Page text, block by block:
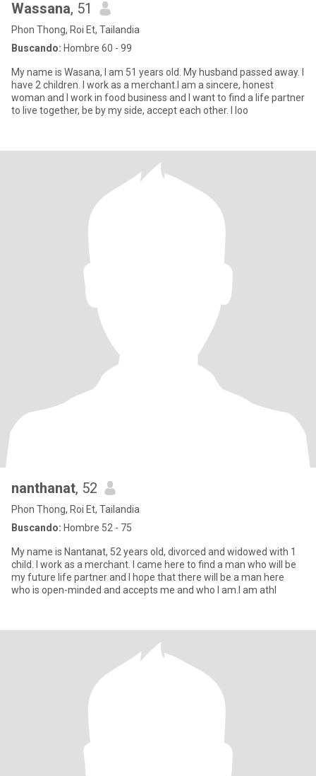
Wassana, 51
Phon Thong, Roi Et, Tailandia
Buscando: Hombre 60 - 99
My name is Wasana, I am 51 years old. My husband passed away. I
have 2 children. I work as a merchant.I am a sincere, honest
woman and I work in food business and I want to find a life partner
to live together, be by my side, accept each other. I loo
nanthanat, 52
Phon Thong, Roi Et, Tailandia
Buscando: Hombre 52 - 75
My name is Nantanat, 52 years old, divorced and widowed with 1
child. I work as a merchant. I came here to find a man who will be
my future life partner and I hope that there will be a man here
who is open-minded and accepts me and who I am.I am athl